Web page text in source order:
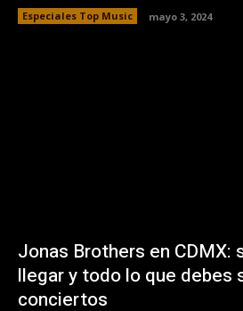
Especiales Top Music mayo 3, 2024
Jonas Brothers en CDMX:
llegar y todo lo que debes
conciertos